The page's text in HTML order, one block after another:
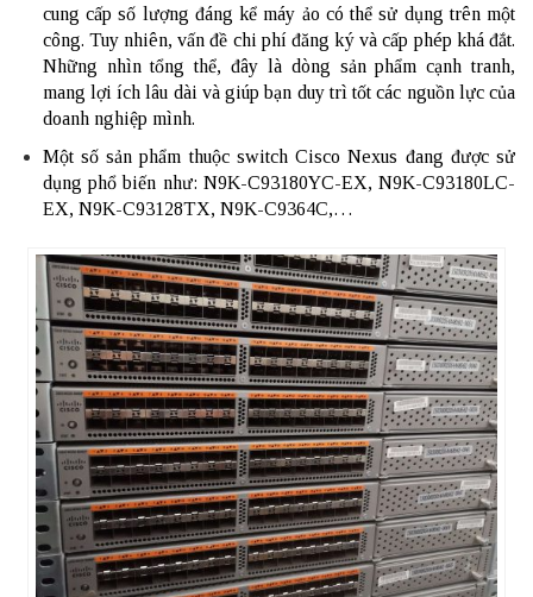
cung cấp số lượng đáng kể máy ảo có thể sử dụng trên một
công. Tuy nhiên, vấn đề chi phí đăng ký và cấp phép khá đắt.
Những nhìn tổng thể, đây là dòng sản phẩm cạnh tranh,
mang lợi ích lâu dài và giúp bạn duy trì tốt các nguồn lực của
doanh nghiệp mình.
Một số sản phẩm thuộc switch Cisco Nexus đang được sử
dụng phổ biến như: N9K-C93180YC-EX, N9K-C93180LC-
EX, N9K-C93128TX, N9K-C9364C,…